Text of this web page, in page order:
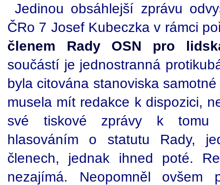
Jedinou obsáhlejší zprávu
ČRo 7 Josef Kubeczka v rámci
členem Rady OSN pro
součástí je jednostranná
byla citována stanoviska
musela mít redakce k dispozici,
své tiskové zprávy k tomu
hlasováním o statutu Rady,
členech, jednak ihned poté.
nezajímá. Neopomněl ovšem